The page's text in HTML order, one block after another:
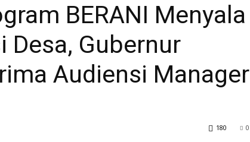
BERANI Menyala
Desa, Gubernur
Audiensi Manager
0
180